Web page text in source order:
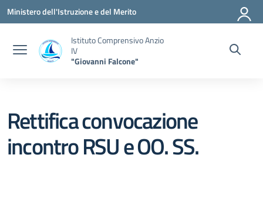
Vai ai contenuti
Vai al menu di navigazione
Vai al footer
Ministero dell'Istruzione e del Merito
Istituto Comprensivo Anzio
IV
"Giovanni Falcone"
Rettifica convocazione
incontro RSU e OO. SS.